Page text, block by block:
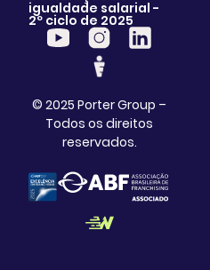
igualdade salarial -
2º ciclo de 2025
© 2025 Porter Group –
Todos os direitos
reservados.